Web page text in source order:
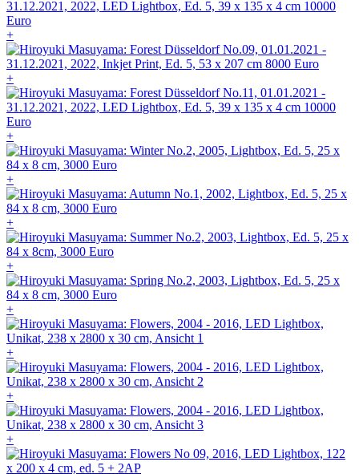
+
+
+
+
+
+
+
+
+
+